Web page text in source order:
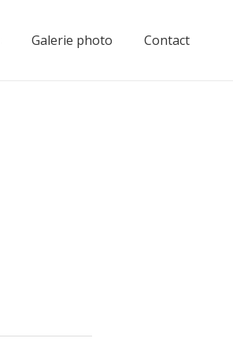
Galerie photo Contact